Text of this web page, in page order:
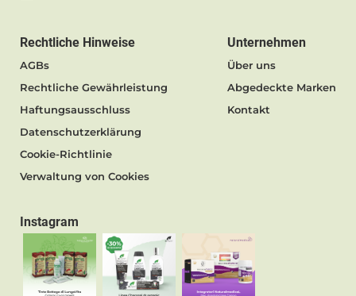
Rechtliche Hinweise
AGBs
Rechtliche Gewährleistung
Haftungsausschluss
Datenschutzerklärung
Cookie-Richtlinie
Verwaltung von Cookies
Unternehmen
Über uns
Abgedeckte Marken
Kontakt
Instagram